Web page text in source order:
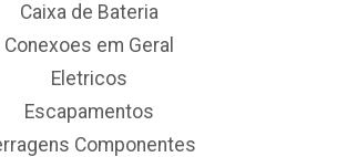
Caixa de Bateria
Conexoes em Geral
Eletricos
Escapamentos
Componentes